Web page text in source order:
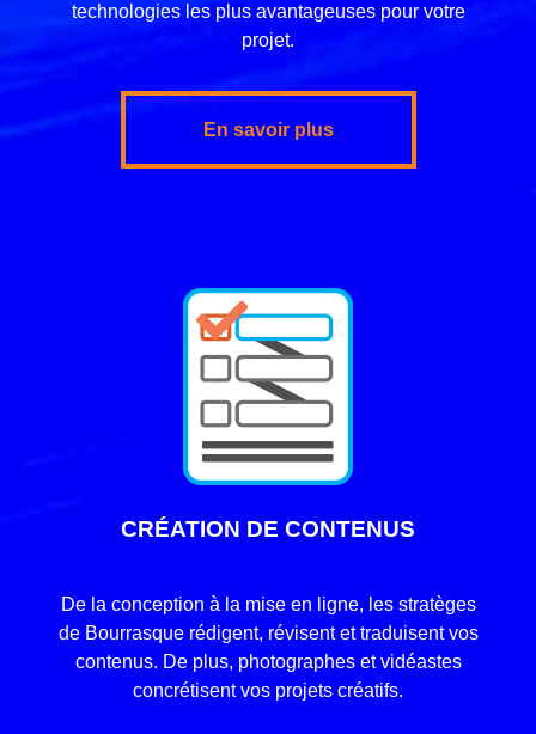
technologies les plus avantageuses pour votre
projet.
En savoir plus
CRÉATION DE CONTENUS
De la conception à la mise en ligne, les stratèges
de Bourrasque rédigent, révisent et traduisent vos
contenus. De plus, photographes et vidéastes
concrétisent vos projets créatifs.